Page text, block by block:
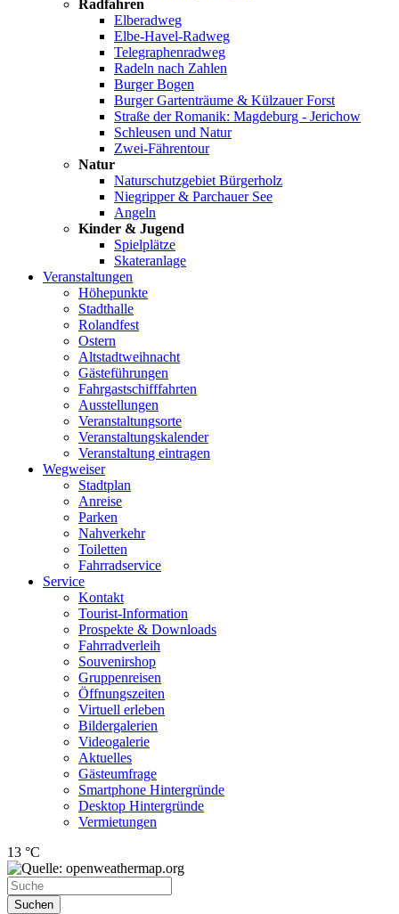
Radfahren
Elberadweg
Elbe-Havel-Radweg
Telegraphenradweg
Radeln nach Zahlen
Burger Bogen
Burger Gartenträume & Külzauer Forst
Straße der Romanik: Magdeburg - Jerichow
Schleusen und Natur
Zwei-Fährentour
Natur
Naturschutzgebiet Bürgerholz
Niegripper & Parchauer See
Angeln
Kinder & Jugend
Spielplätze
Skateranlage
Veranstaltungen
Höhepunkte
Stadthalle
Rolandfest
Ostern
Altstadtweihnacht
Gästeführungen
Fahrgastschifffahrten
Ausstellungen
Veranstaltungsorte
Veranstaltungskalender
Veranstaltung eintragen
Wegweiser
Stadtplan
Anreise
Parken
Nahverkehr
Toiletten
Fahrradservice
Service
Kontakt
Tourist-Information
Prospekte & Downloads
Fahrradverleih
Souvenirshop
Gruppenreisen
Öffnungszeiten
Virtuell erleben
Bildergalerien
Videogalerie
Aktuelles
Gästeumfrage
Smartphone Hintergründe
Desktop Hintergründe
Vermietungen
13 °C
Suchen